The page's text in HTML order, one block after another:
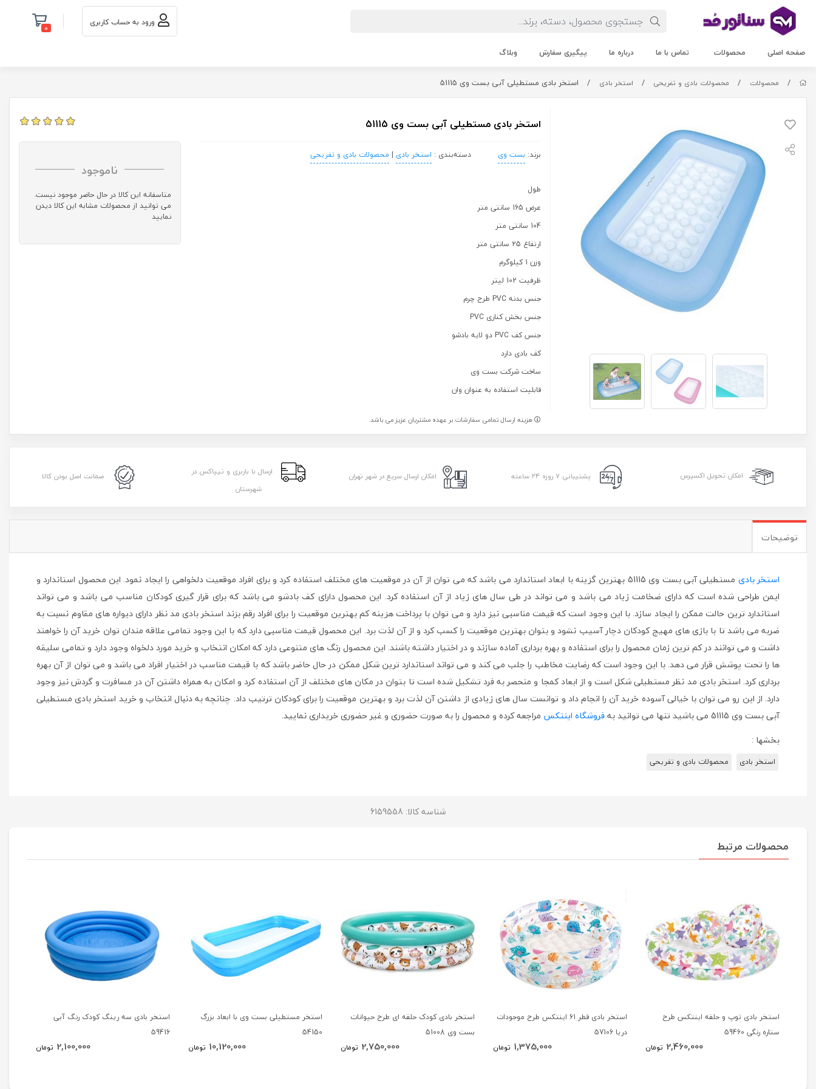
ورود به حساب کاربری 0
صفحه اصلی محصولات تماس با ما درباره ما پیگیری سفارش وبلاگ
/ محصولات / محصولات بادی و تفریحی / استخر بادی / استخر بادی مستطیلی آبی بست وی 51115
استخر بادی مستطیلی آبی بست وی 51115
برند: بست وی دسته‌بندی : استخر بادی | محصولات بادی و تفریحی
طول
عرض 165 سانتی متر
104 سانتی متر
ارتفاع 25 سانتی متر
وزن 1 کیلوگرم
ظرفیت 102 لیتر
جنس بدنه PVC طرح چرم
جنس بخش کناری PVC
جنس کف PVC دو لایه بادشو
کف بادی دارد
ساخت شرکت بست وی
قابلیت استفاده به عنوان وان
هزینه ارسال تمامی سفارشات بر عهده مشتریان عزیز می باشد.
ناموجود
متاسفانه این کالا در حال حاضر موجود نیست.
می توانید از محصولات مشابه این کالا دیدن
نمایید
امکان تحویل اکسپرس پشتیبانی ۷ روزه ۲۴ ساعته امکان ارسال سریع در شهر تهران
ارسال با باربری و تیپاکس در
شهرستان
ضمانت اصل بودن کالا
توضیحات
استخر بادی
مستطیلی آبی بست وی 51115 بهترین گزینه با ابعاد استاندارد می باشد که می توان از آن در موقعیت های مختلف استفاده کرد و برای افراد موقعیت دلخواهی را ایجاد نمود. این محصول استاندارد و
ایمن طراحی شده است که دارای ضخامت زیاد می باشد و می تواند در طی سال های زیاد از آن استفاده کرد. این محصول دارای کف بادشو می باشد که برای قرار گیری کودکان مناسب می باشد و می تواند
استاندارد ترین حالت ممکن را ایجاد سازد. با این وجود است که قیمت مناسبی نیز دارد و می توان با پرداخت هزینه کم بهترین موقعیت را برای افراد رقم بزند استخر بادی مد نظر دارای دیواره های مقاوم نسبت به
ضربه می باشد تا با بازی های مهیج کودکان دچار آسیب نشود و بتوان بهترین موقعیت را کسب کرد و از آن لذت برد. این محصول قیمت مناسبی دارد که با این وجود تمامی علاقه مندان توان خرید آن را خواهند
داشت و می توانند در کم ترین زمان محصول را برای استفاده و بهره برداری آماده سازند و در اختیار داشته باشند. این محصول رنگ های متنوعی دارد که امکان انتخاب و خرید مورد دلخواه وجود دارد و تمامی سلیقه
ها را تحت پوشش قرار می دهد. با این وجود است که رضایت مخاطب را جلب می کند و می تواند استاندارد ترین شکل ممکن در حال حاضر باشد که با قیمت مناسب در اختیار افراد می باشد و می توان از آن بهره
برداری کرد. استخر بادی مد نظر مستطیلی شکل است و از ابعاد کمجا و منحصر به فرد تشکیل شده است تا بتوان در مکان های مختلف از آن استفاده کرد و امکان به همراه داشتن آن در مسافرت و گردش نیز وجود
دارد. از این رو می توان با خیالی آسوده خرید آن را انجام داد و توانست سال های زیادی از داشتن آن لذت برد و بهترین موقعیت را برای کودکان ترتیب داد. چنانچه به دنبال انتخاب و خرید استخر بادی مستطیلی
آبی بست وی 51115 می باشید تنها می توانید به
فروشگاه اینتکس مراجعه کرده و محصول را به صورت حضوری و غیر حضوری خریداری نمایید.
بخشها :
استخر بادی محصولات بادی و تفریحی
شناسه کالا: 6159558
محصولات مرتبط
استخر بادی توپ و حلقه اینتکس طرح
ستاره رنگی 59460
2,460,000 تومان
استخر بادی قطر 61 اینتکس طرح موجودات
دریا 57106
1,375,000 تومان
استخر بادی کودک حلقه ای طرح حیوانات
بست وی 51008
2,750,000 تومان
استخر مستطیلی بست وی با ابعاد بزرگ
54150
10,120,000 تومان
استخر بادی سه رینگ کودک رنگ آبی
59416
2,100,000 تومان